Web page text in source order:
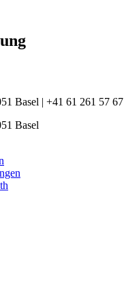
Basel | +41 61 261 57 67
Basel